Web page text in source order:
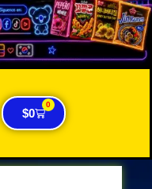
$0
0